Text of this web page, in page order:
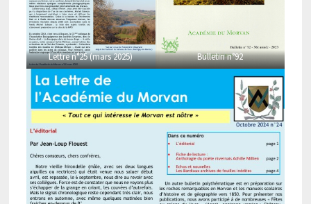
Lettre n°25 (mars 2025) Bulletin n°92